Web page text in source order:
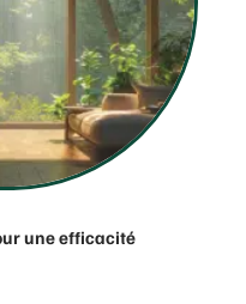
une efficacité